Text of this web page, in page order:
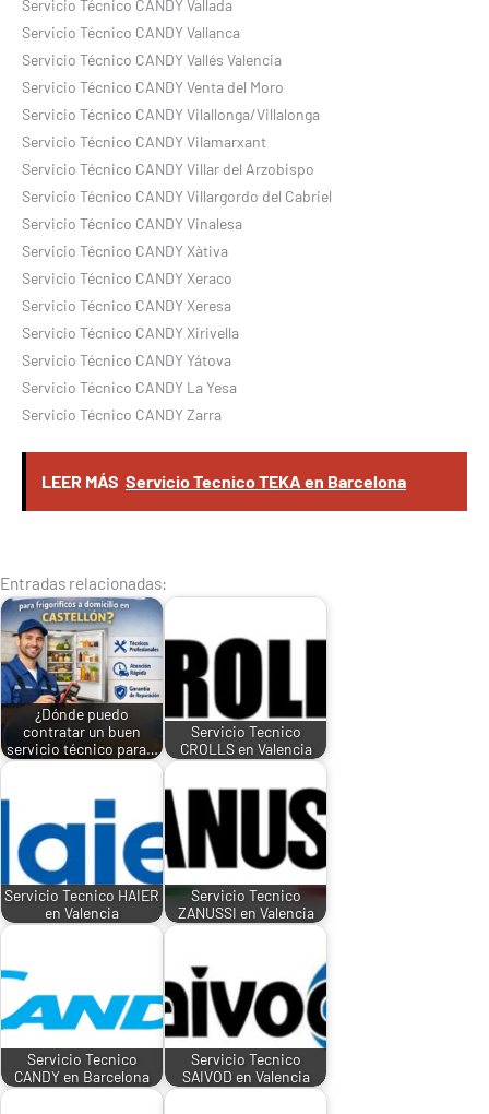
Servicio Técnico CANDY Vallada
Servicio Técnico CANDY Vallanca
Servicio Técnico CANDY Vallés Valencia
Servicio Técnico CANDY Venta del Moro
Servicio Técnico CANDY Vilallonga/Villalonga
Servicio Técnico CANDY Vilamarxant
Servicio Técnico CANDY Villar del Arzobispo
Servicio Técnico CANDY Villargordo del Cabriel
Servicio Técnico CANDY Vinalesa
Servicio Técnico CANDY Xàtiva
Servicio Técnico CANDY Xeraco
Servicio Técnico CANDY Xeresa
Servicio Técnico CANDY Xirivella
Servicio Técnico CANDY Yátova
Servicio Técnico CANDY La Yesa
Servicio Técnico CANDY Zarra
LEER MÁS Servicio Tecnico TEKA en Barcelona
Entradas relacionadas:
¿Dónde puedo
contratar un buen
servicio técnico para…
Servicio Tecnico
CROLLS en Valencia
Servicio Tecnico HAIER
en Valencia
Servicio Tecnico
ZANUSSI en Valencia
Servicio Tecnico
CANDY en Barcelona
Servicio Tecnico
SAIVOD en Valencia